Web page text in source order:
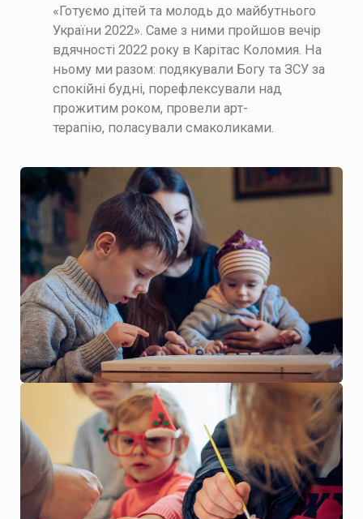
«Готуємо дітей та молодь до майбутнього
України 2022». Саме з ними пройшов вечір
вдячності 2022 року в Карітас Коломия. На
ньому ми разом: подякували Богу та ЗСУ за
спокійні будні, порефлексували над
прожитим роком, провели арт-
терапію, поласували смаколиками.